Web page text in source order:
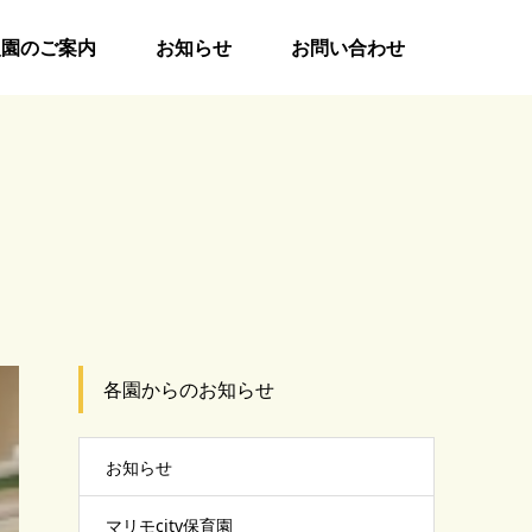
のご案内 お知らせ お問い合わせ
各園からのお知らせ
お知らせ
マリモcity保育園